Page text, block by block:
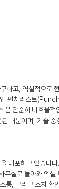
하고, 역설적으로
펀치리스트
은 단순히 비효율
배분이며, 기술
내포하고 있습니다.
실로 돌아와 엑
통, 그리고 조치 확